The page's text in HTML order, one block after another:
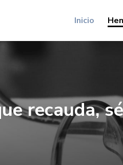
Inicio
recauda,